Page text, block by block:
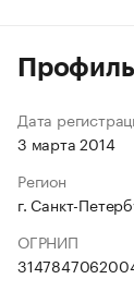
Профиль
Дата
3 марта 2014
Регион
г. Санкт-
ОГРНИП